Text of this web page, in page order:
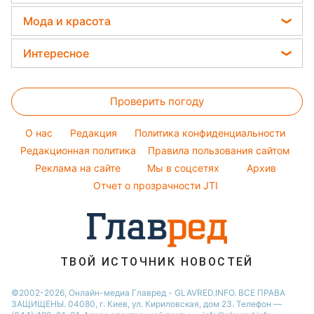
Новости Запорожья
Новости Тернополя
Новости Житомира
Новости Одессы
Комнатные растения
Курс валют
Ольга Сумская
Филипп Киркоров
Елена Зеленская
Алла Пугачева
Максим Галкин
Настя Каменских
Виталий Козловский
Прогноз погоды
Магнитные бури
Погода на сегодня
Мода и красота
Женские стрижки
Окрашивание волос
Красивый маникюр
Модные ошибки
Новости моды
Советы от Андре Тана
Интересное
Тесты по картинке
Оптические иллюзии
Народные приметы
Все о шоу-бизнесе
Проверить погоду
O нас Редакция
Политика конфиденциальности
Редакционная политика
Правила пользования сайтом
Реклама на сайте
Мы в соцсетях
Архив
Отчет о прозрачности JTI
ТВОЙ ИСТОЧНИК НОВОСТЕЙ
©2002-2026, Онлайн-медиа Главред - GLAVRED.INFO. ВСЕ ПРАВА
ЗАЩИЩЕНЫ. 04080, г. Киев, ул. Кириловская, дом 23. Телефон —